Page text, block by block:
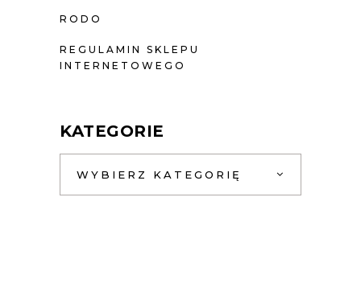
RODO
REGULAMIN SKLEPU
INTERNETOWEGO
KATEGORIE
WYBIERZ KATEGORIĘ